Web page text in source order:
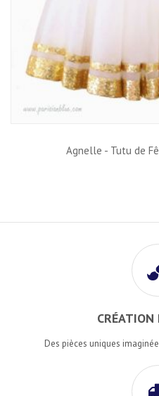
Agnelle - Tutu de
CRÉATION
Des pièces uniques